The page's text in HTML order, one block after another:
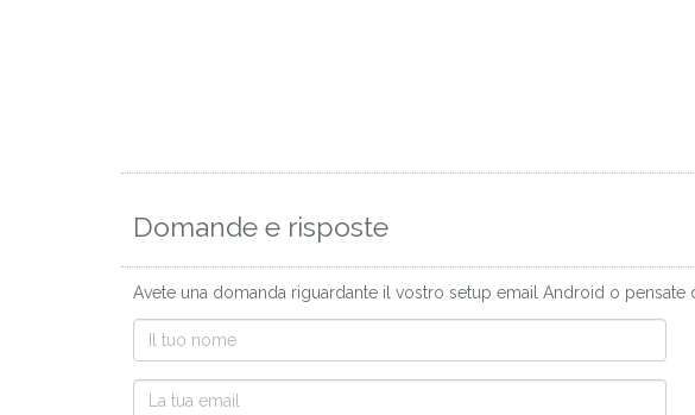
Domande e risposte
Avete una domanda riguardante il vostro setup email Android o